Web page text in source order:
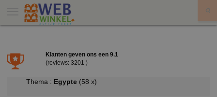
Klanten geven ons een 9.1
(reviews: 3201 )
Thema : Egypte (58 x)